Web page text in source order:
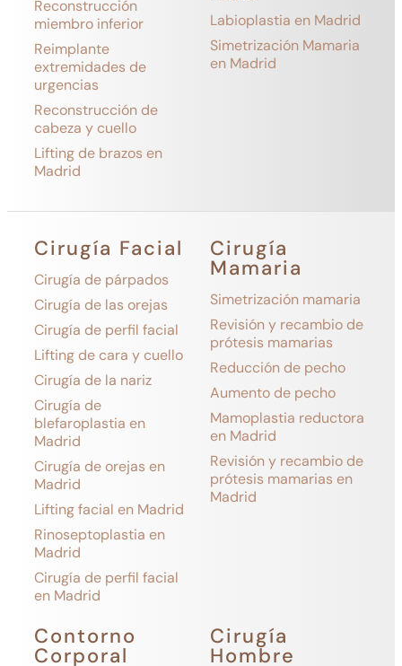
Reconstrucción
miembro inferior
Reimplante
extremidades de
urgencias
Reconstrucción de
cabeza y cuello
Lifting de brazos en
Madrid
Labioplastia en Madrid
Simetrización Mamaria
en Madrid
Cirugía Facial
Cirugía de párpados
Cirugía de las orejas
Cirugía de perfil facial
Lifting de cara y cuello
Cirugía de la nariz
Cirugía de
blefaroplastia en
Madrid
Cirugía de orejas en
Madrid
Lifting facial en Madrid
Rinoseptoplastia en
Madrid
Cirugía de perfil facial
en Madrid
Cirugía
Mamaria
Simetrización mamaria
Revisión y recambio de
prótesis mamarias
Reducción de pecho
Aumento de pecho
Mamoplastia reductora
en Madrid
Revisión y recambio de
prótesis mamarias en
Madrid
Contorno
Corporal
Cirugía
Hombre